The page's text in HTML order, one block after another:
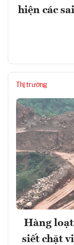
hiện các
Thị trường
Hàng
siết chặt